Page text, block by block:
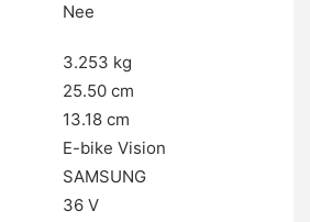
Nee
3.253 kg
25.50 cm
13.18 cm
E-bike Vision
SAMSUNG
36 V